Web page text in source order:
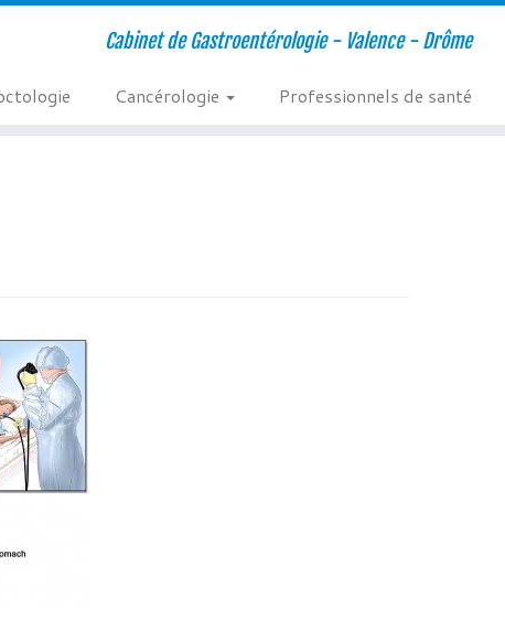
Cabinet de Gastroentérologie - Valence - Drôme
Cancérologie Professionnels de santé